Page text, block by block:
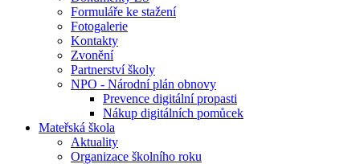
Formuláře ke stažení
Fotogalerie
Kontakty
Zvonění
Partnerství školy
NPO - Národní plán obnovy
Prevence digitální propasti
Nákup digitálních pomůcek
Mateřská škola
Aktuality
Organizace školního roku